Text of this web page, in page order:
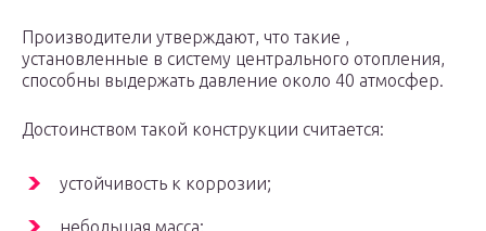
Производители утверждают, что такие ,
установленные в систему центрального отопления,
способны выдержать давление около 40 атмосфер.
Достоинством такой конструкции считается:
устойчивость к коррозии;
небольшая масса;